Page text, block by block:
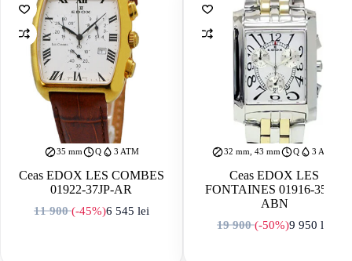
35 mm Q 3 ATM
Ceas EDOX LES COMBES
01922-37JP-AR
11 900(-45%)
Prețul inițial a fost: 11 900 lei.
6 545 lei
Prețul curent este: 6 545 lei.
32 mm, 43 mm Q 3 ATM
Ceas EDOX LES
FONTAINES 01916-357P-
ABN
19 900(-50%)
Prețul inițial a
9 950 lei
Prețul curent